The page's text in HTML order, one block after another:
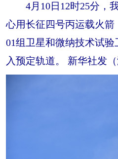
4月10日12时25分，
心用长征四号丙运载火
01组卫星和微纳技术试
入预定轨道。 新华社发（